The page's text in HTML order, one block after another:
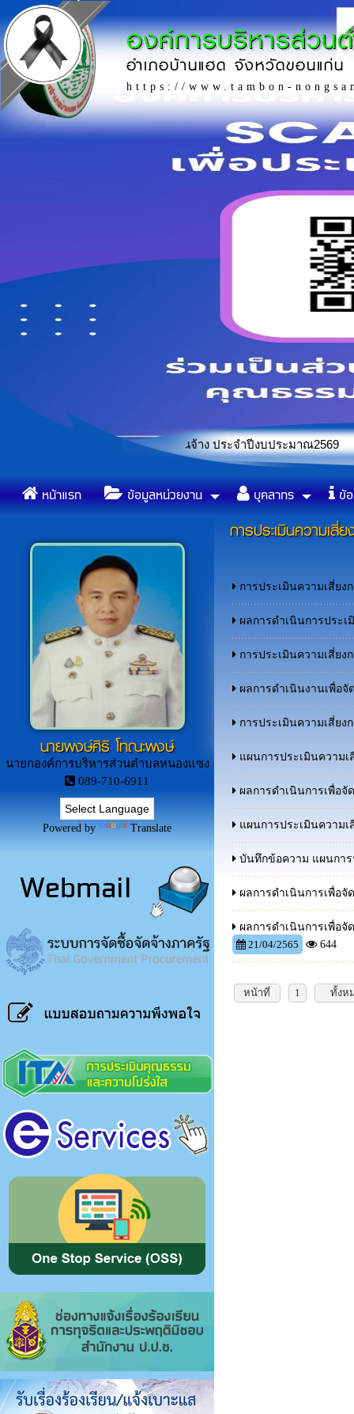
องค์การบริหารส่วน
อำเภอบ้านแฮด จังหวัดขอนแก่น
https://www.tambon-
« ข้อบัญญัติองค์การบริหารส่วน
าและเลือกสรรพนักงานจ้าง ประจำปีงบประมาณ2569
หน้าแรก ข้อมูลหน่วยงาน บุคลากร ข้อ
นายพงษ์ศิริ โทณะพงษ์
นายกองค์การบริหารส่วนตำบลหนองแซง
089-710-6911
Powered by Translate
การประเมินความเ
การประเมินความเสี่ย
ผลการดำเนินการประ
การประเมินความเสี่ย
ผลการดำเนินงานเพื่อจั
การประเมินความเสี่ย
แผนการประเมินความเ
ผลการดำเนินการเพื่อจั
แผนการประเมินความเ
บันทึกข้อความ แผนการ
ผลการดำเนินการเพื่อจั
ผลการดำเนินการเพื่อ
21/04/2565
644
หน้าที่ 1 ทั้งห